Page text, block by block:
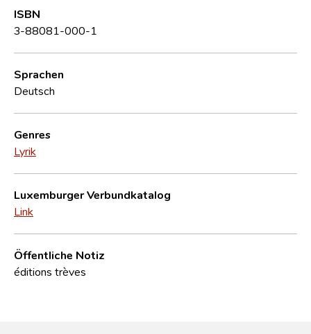
ISBN
3-88081-000-1
Sprachen
Deutsch
Genres
Lyrik
Luxemburger Verbundkatalog
Link
Öffentliche Notiz
éditions trèves